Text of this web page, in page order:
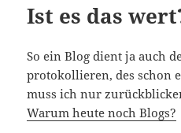
Ist es das
So ein Blog dient ja auch
protokollieren, des schon
muss ich nur
Warum heute noch Blogs?